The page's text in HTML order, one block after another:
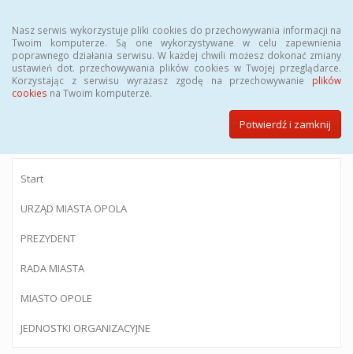
Nasz serwis wykorzystuje pliki cookies do przechowywania informacji na
Twoim komputerze. Są one wykorzystywane w celu zapewnienia
poprawnego działania serwisu. W każdej chwili możesz dokonać zmiany
ustawień dot. przechowywania plików cookies w Twojej przeglądarce.
Korzystając z serwisu wyrażasz zgodę na przechowywanie plików
cookies na Twoim komputerze.
Potwierdź i zamknij
BIULETYN INFORMACJI PUBLICZNEJ
Urzędu Miasta Opola
Start
URZĄD MIASTA OPOLA
PREZYDENT
RADA MIASTA
MIASTO OPOLE
JEDNOSTKI ORGANIZACYJNE